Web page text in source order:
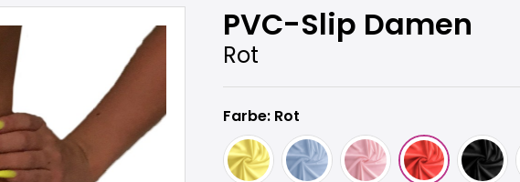
PVC-Slip Damen
Rot
Farbe: Rot